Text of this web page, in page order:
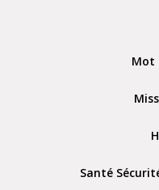
Mot
Santé